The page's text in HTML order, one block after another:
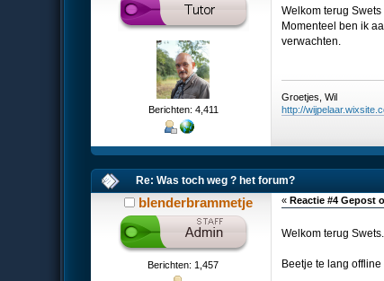
Berichten: 4,411
Welkom terug
Momenteel ben ik
verwachten.
Groetjes, Wil
http://
Re: Was toch weg ? het forum?
blenderbrammetje
Berichten: 1,457
«Reactie #4 Gepost
Welkom terug Swets.
Beetje te lang